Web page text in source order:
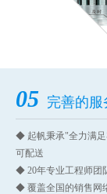
05 完善的
◆ 起帆秉承"全力满足
可配送
◆ 20年专业工程师团
◆ 覆盖全国的销售网